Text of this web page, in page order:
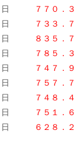
７７０．３
日
７３３．７
日
８３５．７
日
７８５．３
日
７４７．９
７５７．７
７４８．４
７５１．６
６２８．２